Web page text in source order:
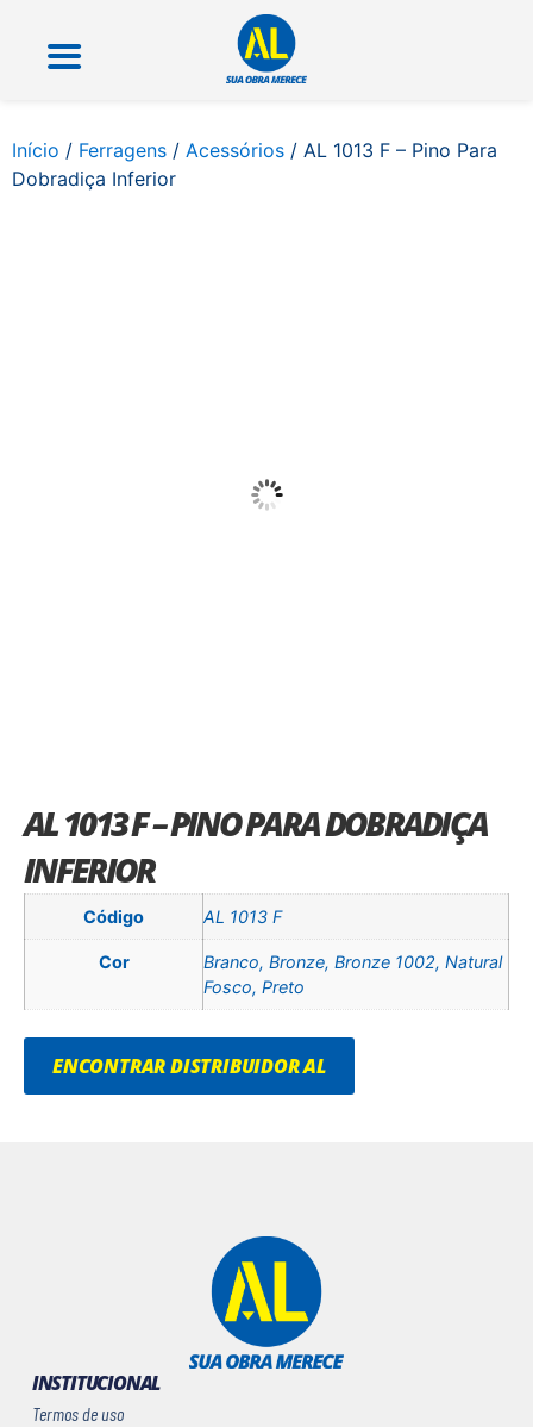
Início / Ferragens / Acessórios / AL 1013 F – Pino Para
Dobradiça Inferior
AL 1013 F – PINO PARA DOBRADIÇA
INFERIOR
Código AL 1013 F
Cor
Branco, Bronze, Bronze 1002, Natural
Fosco, Preto
ENCONTRAR DISTRIBUIDOR AL
INSTITUCIONAL
Termos de uso